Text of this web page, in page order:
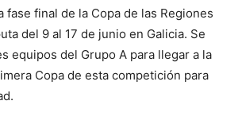
fase final de la Copa de las Regiones
del 9 al 17 de junio en Galicia. Se
equipos del Grupo A para llegar a la
Copa de esta competición para